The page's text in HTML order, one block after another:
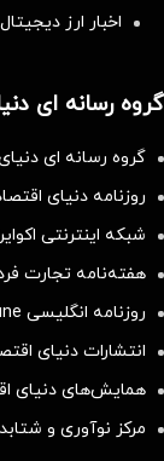
اخبار ارز دیجیتال
گروه رسانه ای
گروه رسانه ای
روزنامه دنیای
شبکه اینترنتی
هفته‌نامه تجارت
روزنامه انگلیسی Financial Tribune
انتشارات دنیای
همایش‌های دنیای
مرکز نوآوری و